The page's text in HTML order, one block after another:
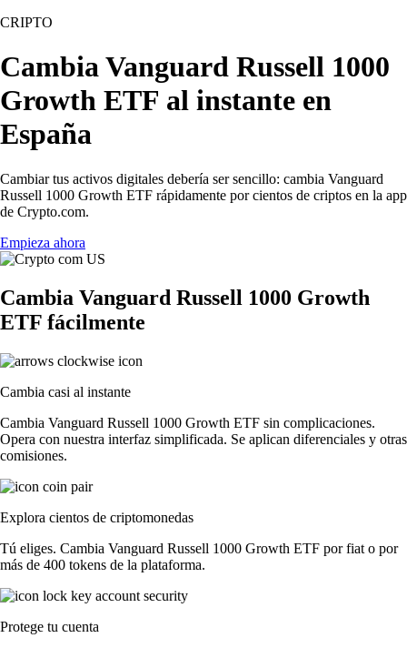
CRIPTO
Cambia Vanguard Russell 1000
Growth ETF al instante en
España
Cambiar tus activos digitales debería ser sencillo: cambia Vanguard
Russell 1000 Growth ETF rápidamente por cientos de criptos en la app
de Crypto.com.
Empieza ahora
Cambia Vanguard Russell 1000 Growth
ETF fácilmente
Cambia casi al instante
Cambia Vanguard Russell 1000 Growth ETF sin complicaciones.
Opera con nuestra interfaz simplificada. Se aplican diferenciales y otras
comisiones.
Explora cientos de criptomonedas
Tú eliges. Cambia Vanguard Russell 1000 Growth ETF por fiat o por
más de 400 tokens de la plataforma.
Protege tu cuenta